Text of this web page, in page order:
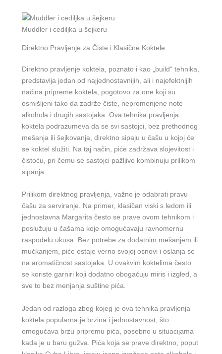
Muddler i cediljka u šejkeru
Direktno Pravljenje za Čiste i Klasične Koktele
Direktno pravljenje koktela, poznato i kao „build“ tehnika,
predstavlja jedan od najjednostavnijih, ali i najefektnijih
načina pripreme koktela, pogotovo za one koji su
osmišljeni tako da zadrže čiste, nepromenjene note
alkohola i drugih sastojaka. Ova tehnika pravljenja
koktela podrazumeva da se svi sastojci, bez prethodnog
mešanja ili šejkovanja, direktno sipaju u čašu u kojoj će
se koktel služiti. Na taj način, piće zadržava slojevitost i
čistoću, pri čemu se sastojci pažljivo kombinuju prilikom
sipanja.
Prilikom direktnog pravljenja, važno je odabrati pravu
čašu za serviranje. Na primer, klasičan viski s ledom ili
jednostavna Margarita često se prave ovom tehnikom i
poslužuju u čašama koje omogućavaju ravnomernu
raspodelu ukusa. Bez potrebe za dodatnim mešanjem ili
mućkanjem, piće ostaje verno svojoj osnovi i oslanja se
na aromatičnost sastojaka. U ovakvim koktelima često
se koriste garniri koji dodatno obogaćuju miris i izgled, a
sve to bez menjanja suštine pića.
Jedan od razloga zbog kojeg je ova tehnika pravljenja
koktela popularna je brzina i jednostavnost, što
omogućava brzu pripremu pića, posebno u situacijama
kada je u baru gužva. Pića koja se prave direktno, poput